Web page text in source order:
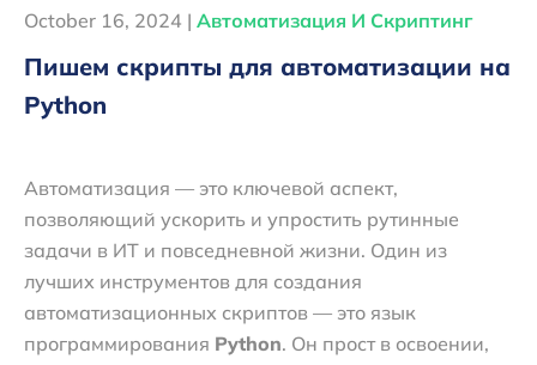
October 16, 2024 | Автоматизация И Скриптинг
Пишем скрипты для автоматизации на
Python
Автоматизация — это ключевой аспект,
позволяющий ускорить и упростить рутинные
задачи в ИТ и повседневной жизни. Один из
лучших инструментов для создания
автоматизационных скриптов — это язык
программирования Python. Он прост в освоении,